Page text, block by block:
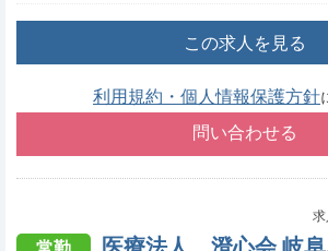
この求人を見る
利用規約・個人情報保護方針